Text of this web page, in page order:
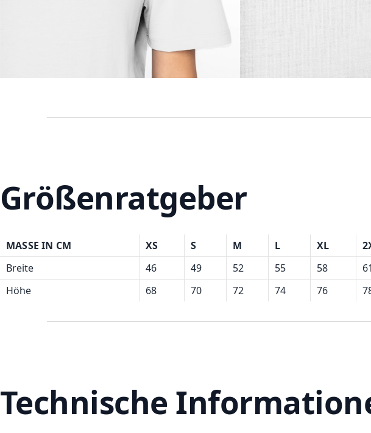
Größenratgeber
MASSE IN CM XS S M L XL
Breite
46 49 52 55 58 61
Höhe
68 70 72 74 76
Technische